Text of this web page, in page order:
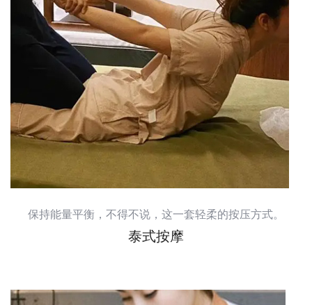
保持能量平衡，不得不说，这一套轻柔的按压方式。
泰式按摩